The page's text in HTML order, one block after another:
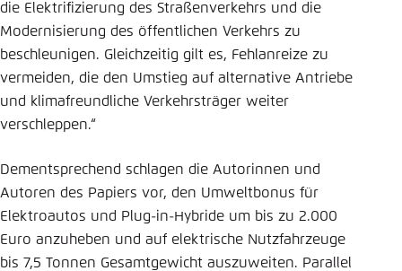
die Elektrifizierung des Straßenverkehrs und die
Modernisierung des öffentlichen Verkehrs zu
beschleunigen. Gleichzeitig gilt es, Fehlanreize zu
vermeiden, die den Umstieg auf alternative Antriebe
und klimafreundliche Verkehrsträger weiter
verschleppen.“
Dementsprechend schlagen die Autorinnen und
Autoren des Papiers vor, den Umweltbonus für
Elektroautos und Plug-in-Hybride um bis zu 2.000
Euro anzuheben und auf elektrische Nutzfahrzeuge
bis 7,5 Tonnen Gesamtgewicht auszuweiten. Parallel